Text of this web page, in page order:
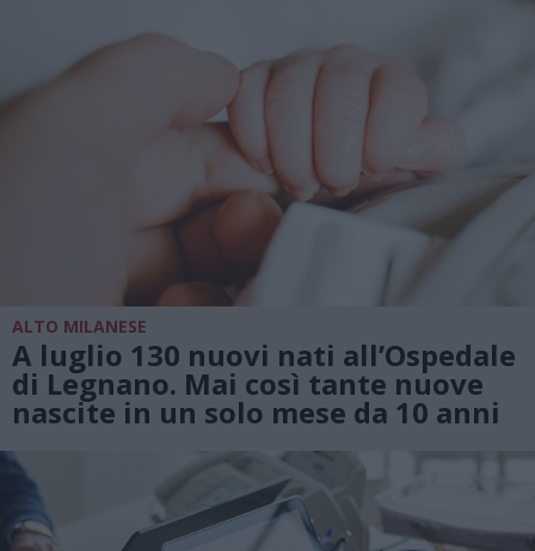
ALTO MILANESE
A luglio 130 nuovi nati all’Ospedale
di Legnano. Mai così tante nuove
nascite in un solo mese da 10 anni